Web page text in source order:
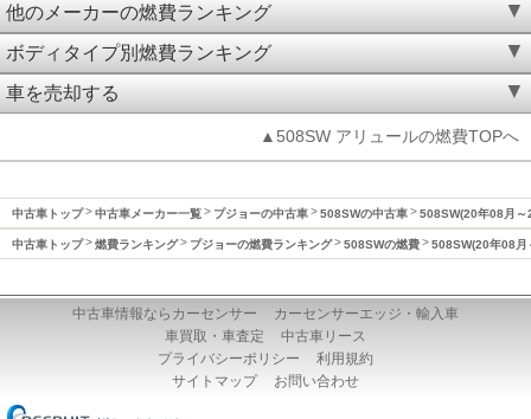
他のメーカーの燃費ランキング
ボディタイプ別燃費ランキング
車を売却する
▲508SW アリュールの燃費TOPへ
中古車トップ 中古車メーカー一覧 プジョーの中古車 508SWの中古車 508SW(20年08月～
中古車トップ 燃費ランキング プジョーの燃費ランキング 508SWの燃費 508SW(20年08月
中古車情報ならカーセンサー
カーセンサーエッジ・輸入車
車買取・車査定
中古車リース
プライバシーポリシー
利用規約
サイトマップ
お問い合わせ